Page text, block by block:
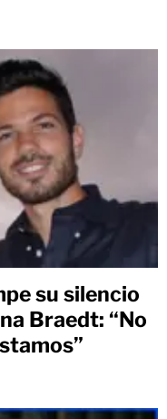
su silencio
Braedt: “No